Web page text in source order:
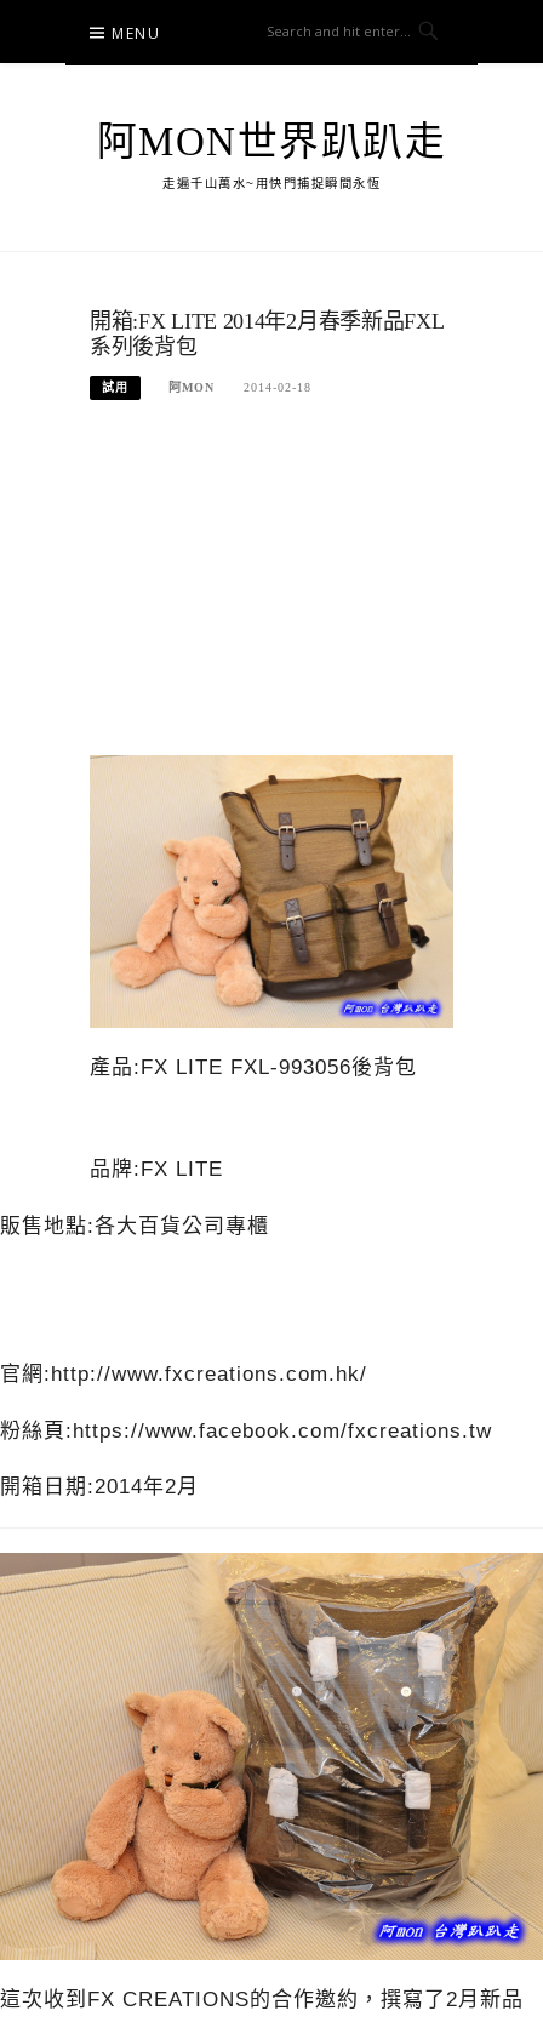
content
MENU
阿MON世界趴趴走
走遍千山萬水~用快門捕捉瞬間永恆
開箱:FX LITE 2014年2月春季新品FXL
系列後背包
試用 阿MON 2014-02-18
產品:FX LITE FXL-993056後背包
品牌:FX LITE
販售地點:各大百貨公司專櫃
官網:http://www.fxcreations.com.hk/
粉絲頁:https://www.facebook.com/fxcreations.tw
開箱日期:2014年2月
這次收到FX CREATIONS的合作邀約，撰寫了2月新品